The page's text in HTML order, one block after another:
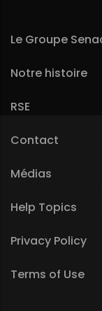
Le Groupe
Notre histoire
RSE
Contact
Médias
Help Topics
Privacy Policy
Terms of Use